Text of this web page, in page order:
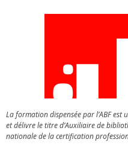
La formation dispensée par l’ABF
et délivre le titre d’Auxiliaire de
nationale de la certification